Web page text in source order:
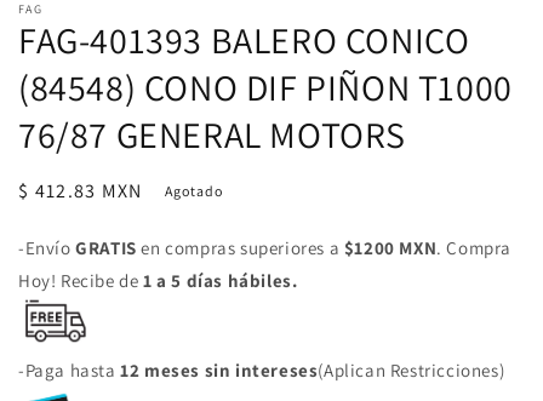
multimedia
1
en
ventana
modal
FAG
FAG-401393 BALERO CONICO
(84548) CONO DIF PIÑON T1000
76/87 GENERAL MOTORS
Precio
$ 412.83 MXN Agotado
-EnvíoGRATIS en compras superiores a $1200 MXN. Compra
Hoy! Recibe de 1 a 5 días hábiles.
-Paga hasta12 meses sin intereses(Aplican Restricciones)